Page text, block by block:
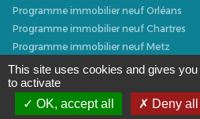
Programme immobilier neuf Orléans
Programme immobilier neuf Chartres
Programme immobilier neuf Metz
Programme immobilier neuf Caen
Programme immobilier neuf Dijon
Programme immobilier neuf
This site uses cookies and gives
to activate
OK, accept all
Deny